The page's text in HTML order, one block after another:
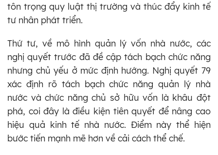
tôn trọng quy luật thị trường và thúc đẩy kinh tế
tư nhân phát triển.
Thứ tư, về mô hình quản lý vốn nhà nước, các
nghị quyết trước đã đề cập tách bạch chức năng
nhưng chủ yếu ở mức định hướng. Nghị quyết 79
xác định rõ tách bạch chức năng quản lý nhà
nước và chức năng chủ sở hữu vốn là khâu đột
phá, coi đây là điều kiện tiên quyết để nâng cao
hiệu quả kinh tế nhà nước. Điểm này thể hiện
bước tiến mạnh mẽ hơn về cải cách thể chế.